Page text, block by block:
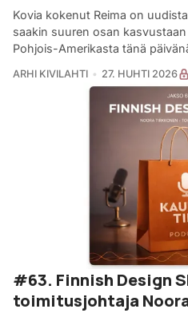
Kovia kokenut Reima on
saakin suuren osan
Pohjois-Amerikasta tänä
ARHI KIVILAHTI 27. HUHTI 2026
#63. Finnish Design
toimitusjohtaja